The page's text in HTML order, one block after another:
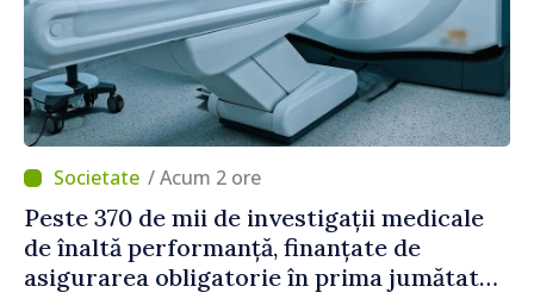
/ Acum 2 ore
Peste 370 de mii de investigații medicale
de înaltă performanță, finanțate de
asigurarea obligatorie în prima jumătate